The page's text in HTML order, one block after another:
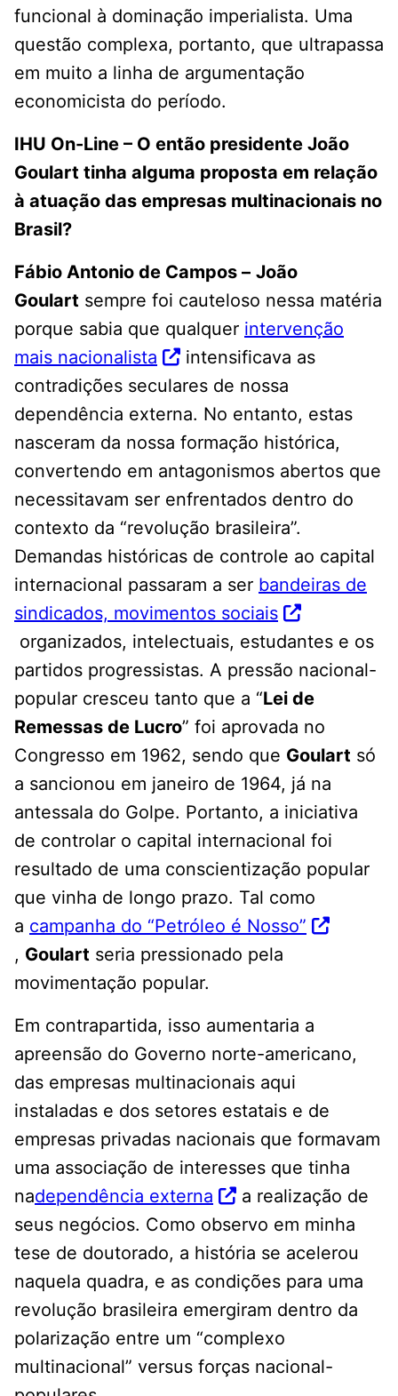
funcional à dominação imperialista. Uma
questão complexa, portanto, que ultrapassa
em muito a linha de argumentação
economicista do período.
IHU On-Line – O então presidente João
Goulart tinha alguma proposta em relação
à atuação das empresas multinacionais no
Brasil?
Fábio Antonio de Campos – João
Goulart sempre foi cauteloso nessa matéria
porque sabia que qualquer intervenção
mais nacionalista
intensificava as
contradições seculares de nossa
dependência externa. No entanto, estas
nasceram da nossa formação histórica,
convertendo em antagonismos abertos que
necessitavam ser enfrentados dentro do
contexto da “revolução brasileira”.
Demandas históricas de controle ao capital
internacional passaram a ser bandeiras de
sindicados, movimentos sociais
organizados, intelectuais, estudantes e os
partidos progressistas. A pressão nacional-
popular cresceu tanto que a “Lei de
Remessas de Lucro” foi aprovada no
Congresso em 1962, sendo que Goulart só
a sancionou em janeiro de 1964, já na
antessala do Golpe. Portanto, a iniciativa
de controlar o capital internacional foi
resultado de uma conscientização popular
que vinha de longo prazo. Tal como
a campanha do “Petróleo é Nosso”
, Goulart seria pressionado pela
movimentação popular.
Em contrapartida, isso aumentaria a
apreensão do Governo norte-americano,
das empresas multinacionais aqui
instaladas e dos setores estatais e de
empresas privadas nacionais que formavam
uma associação de interesses que tinha
nadependência externa
a realização de
seus negócios. Como observo em minha
tese de doutorado, a história se acelerou
naquela quadra, e as condições para uma
revolução brasileira emergiram dentro da
polarização entre um “complexo
multinacional” versus forças nacional-